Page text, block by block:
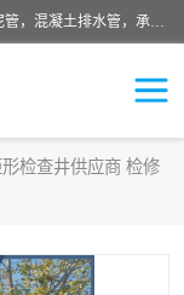
衡水宁瑞建材有限公司批量供应：水泥管、承插口水泥管，混凝土排水管，承插口水泥管，企口水泥管，钢承口水泥管，顶管，平口水泥管，水泥检查井，混凝土检查井，预制混凝土检查井，矩形检查井，圆形检查井等产品。
检查井供应商 检修